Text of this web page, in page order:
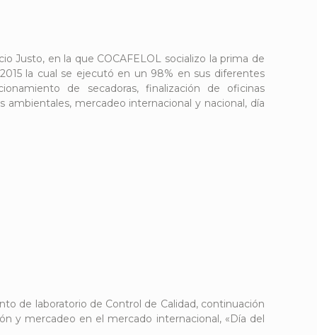
Justo, en la que COCAFELOL socializo la prima de
la cual se ejecutó en un 98% en sus diferentes
de secadoras, finalización de oficinas
mercadeo internacional y nacional, día
de laboratorio de Control de Calidad, continuación
y mercadeo en el mercado internacional, «Día del